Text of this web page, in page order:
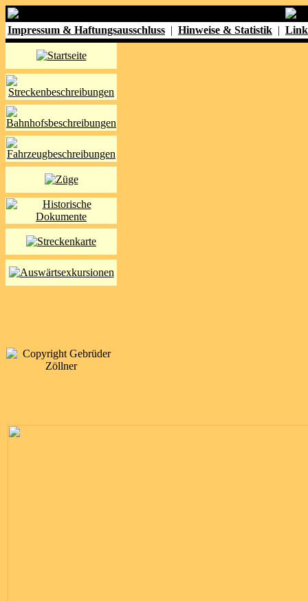
Impressum & Haftungsausschluss | Hinweise & Statistik |